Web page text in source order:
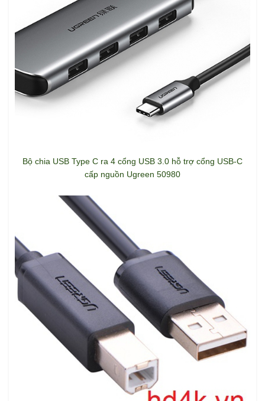
Bộ chia USB Type C ra 4 cổng USB 3.0 hỗ trợ cổng USB-C
cấp nguồn Ugreen 50980